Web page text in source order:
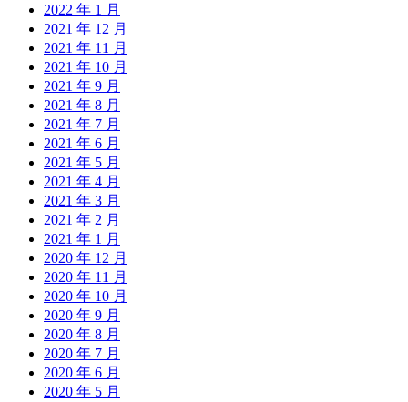
2022 年 1 月
2021 年 12 月
2021 年 11 月
2021 年 10 月
2021 年 9 月
2021 年 8 月
2021 年 7 月
2021 年 6 月
2021 年 5 月
2021 年 4 月
2021 年 3 月
2021 年 2 月
2021 年 1 月
2020 年 12 月
2020 年 11 月
2020 年 10 月
2020 年 9 月
2020 年 8 月
2020 年 7 月
2020 年 6 月
2020 年 5 月